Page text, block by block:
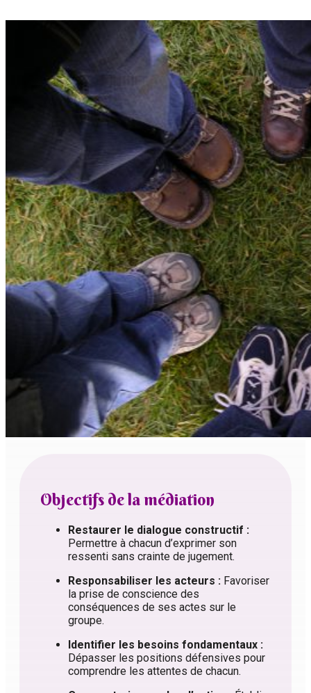
Objectifs de la médiation
Restaurer le dialogue constructif :
Permettre à chacun d’exprimer son
ressenti sans crainte de jugement.
Responsabiliser les acteurs : Favoriser
la prise de conscience des
conséquences de ses actes sur le
groupe.
Identifier les besoins fondamentaux :
Dépasser les positions défensives pour
comprendre les attentes de chacun.